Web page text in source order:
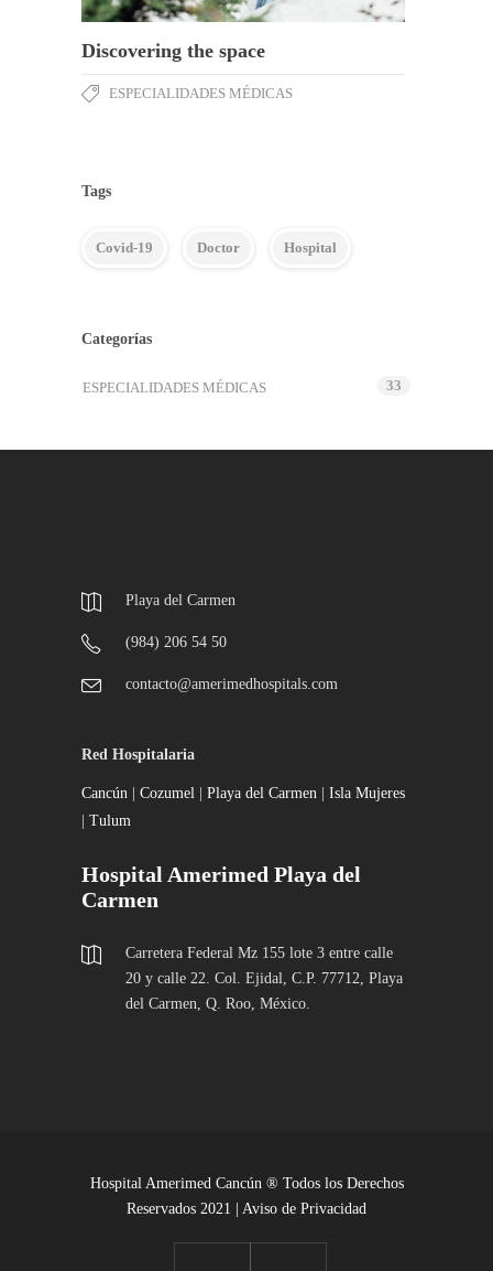
Discovering the space
ESPECIALIDADES MÉDICAS
Tags
Covid-19 Doctor Hospital
Categorías
ESPECIALIDADES MÉDICAS 33
Playa del Carmen
(984) 206 54 50
contacto@amerimedhospitals.com
Red Hospitalaria
Cancún Cozumel Playa del Carmen
Isla Mujeres
Tulum
Hospital Amerimed Playa del
Carmen
Carretera Federal Mz 155 lote 3 entre calle
20 y calle 22. Col. Ejidal, C.P. 77712, Playa
del Carmen, Q. Roo, México.
Hospital Amerimed Cancún ® Todos los Derechos
Reservados 2021 | Aviso de Privacidad